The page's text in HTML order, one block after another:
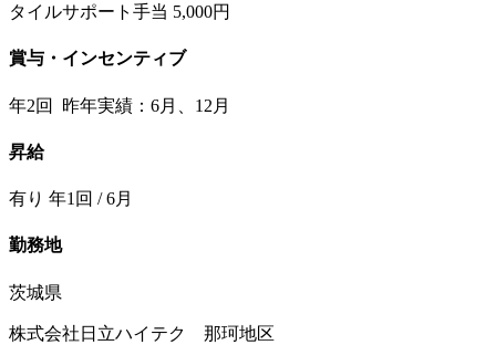
タイルサポート手当 5,000円
賞与・インセンティブ
年2回 昨年実績：6月、12月
昇給
有り 年1回 / 6月
勤務地
茨城県
株式会社日立ハイテク 那珂地区